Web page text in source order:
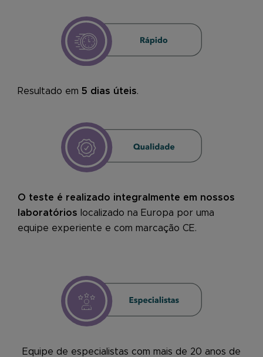
Resultado em 5 dias úteis.
O teste é realizado integralmente em nossos
laboratórios localizado na Europa por uma
equipe experiente e com marcação CE.
Equipe de especialistas com mais de 20 anos de